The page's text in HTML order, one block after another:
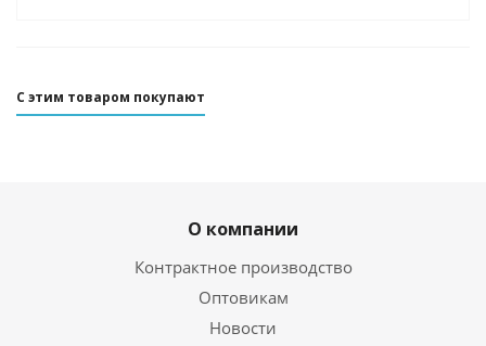
С этим товаром покупают
О компании
Контрактное производство
Оптовикам
Новости